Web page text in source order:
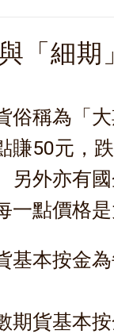
「細期」
俗稱為「
賺50元，
另外亦有
一點價格
基本按金
期貨基本